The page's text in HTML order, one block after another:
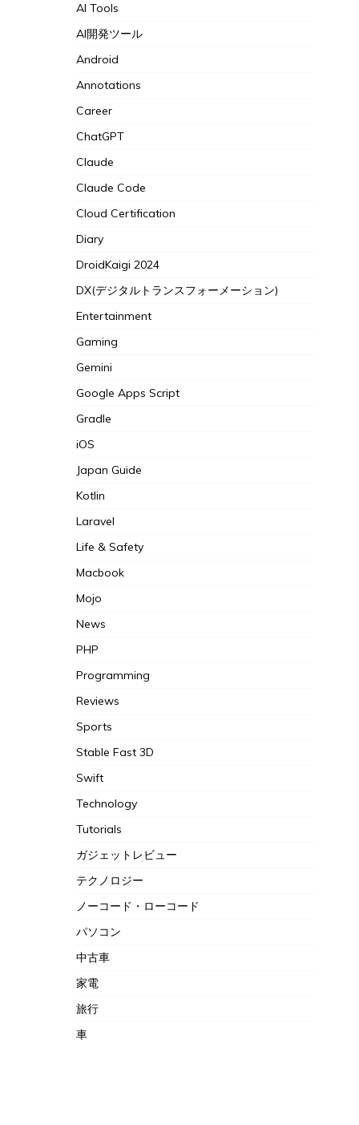
AI Tools
AI開発ツール
Android
Annotations
Career
ChatGPT
Claude
Claude Code
Cloud Certification
Diary
DroidKaigi 2024
DX(デジタルトランスフォーメーション)
Entertainment
Gaming
Gemini
Google Apps Script
Gradle
iOS
Japan Guide
Kotlin
Laravel
Life & Safety
Macbook
Mojo
News
PHP
Programming
Reviews
Sports
Stable Fast 3D
Swift
Technology
Tutorials
ガジェットレビュー
テクノロジー
ノーコード・ローコード
パソコン
中古車
家電
旅行
車